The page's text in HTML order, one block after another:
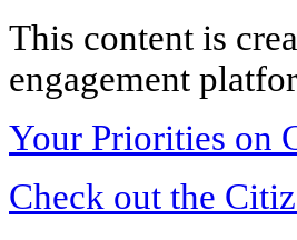
This content is
engagement
Your Priorities on
Check out the